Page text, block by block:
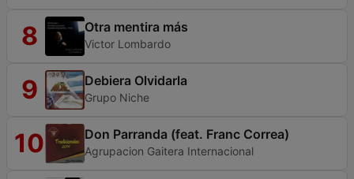
8 Otra mentira más
Victor Lombardo
9 Debiera Olvidarla
Grupo Niche
10 Don Parranda (feat. Franc Correa)
Agrupacion Gaitera Internacional